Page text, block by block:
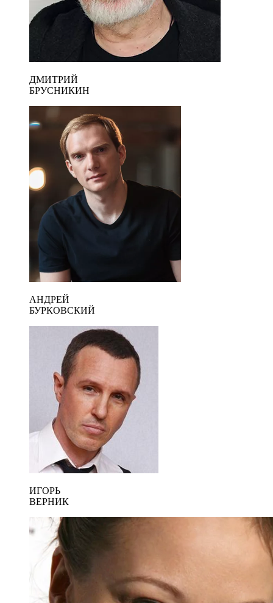
ДМИТРИЙ
БРУСНИКИН
АНДРЕЙ
БУРКОВСКИЙ
ИГОРЬ
ВЕРНИК